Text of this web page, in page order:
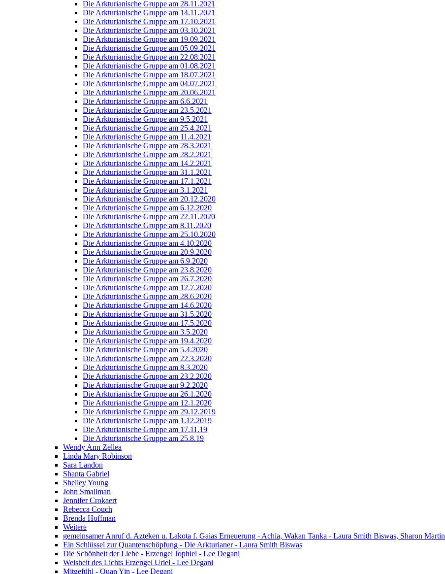
Die Arkturianische Gruppe am 28.11.2021
Die Arkturianische Gruppe am 14.11.2021
Die Arkturianische Gruppe am 17.10.2021
Die Arkturianische Gruppe am 03.10.2021
Die Arkturianische Gruppe am 19.09.2021
Die Arkturianische Gruppe am 05.09.2021
Die Arkturianische Gruppe am 22.08.2021
Die Arkturianische Gruppe am 01.08.2021
Die Arkturianische Gruppe am 18.07.2021
Die Arkturianische Gruppe am 04.07.2021
Die Arkturianische Gruppe am 20.06.2021
Die Arkturianische Gruppe am 6.6.2021
Die Arkturianische Gruppe am 23.5.2021
Die Arkturianische Gruppe am 9.5.2021
Die Arkturianische Gruppe am 25.4.2021
Die Arkturianische Gruppe am 11.4.2021
Die Arkturianische Gruppe am 28.3.2021
Die Arkturianische Gruppe am 28.2.2021
Die Arkturianische Gruppe am 14.2.2021
Die Arkturianische Gruppe am 31.1.2021
Die Arkturianische Gruppe am 17.1.2021
Die Arkturianische Gruppe am 3.1.2021
Die Arkturianische Gruppe am 20.12.2020
Die Arkturianische Gruppe am 6.12.2020
Die Arkturianische Gruppe am 22.11.2020
Die Arkturianische Gruppe am 8.11.2020
Die Arkturianische Gruppe am 25.10.2020
Die Arkturianische Gruppe am 4.10.2020
Die Arkturianische Gruppe am 20.9.2020
Die Arkturianische Gruppe am 6.9.2020
Die Arkturianische Gruppe am 23.8.2020
Die Arkturianische Gruppe am 26.7.2020
Die Arkturianische Gruppe am 12.7.2020
Die Arkturianische Gruppe am 28.6.2020
Die Arkturianische Gruppe am 14.6.2020
Die Arkturianische Gruppe am 31.5.2020
Die Arkturianische Gruppe am 17.5.2020
Die Arkturianische Gruppe am 3.5.2020
Die Arkturianische Gruppe am 19.4.2020
Die Arkturianische Gruppe am 5.4.2020
Die Arkturianische Gruppe am 22.3.2020
Die Arkturianische Gruppe am 8.3.2020
Die Arkturianische Gruppe am 23.2.2020
Die Arkturianische Gruppe am 9.2.2020
Die Arkturianische Gruppe am 26.1.2020
Die Arkturianische Gruppe am 12.1.2020
Die Arkturianische Gruppe am 29.12.2019
Die Arkturianische Gruppe am 1.12.2019
Die Arkturianische Gruppe am 17.11.19
Die Arkturianische Gruppe am 25.8.19
Wendy Ann Zellea
Linda Mary Robinson
Sara Landon
Shanta Gabriel
Shelley Young
John Smallman
Jennifer Crokaert
Rebecca Couch
Brenda Hoffman
Weitere
gemeinsamer Anruf d. Azteken u. Lakota f. Gaias Erneuerung - Achia, Wakan Tanka - Laura Smith Biswas, Sharon Martin
Ein Schlüssel zur Quantenschöpfung - Die Arkturianer - Laura Smith Biswas
Die Schönheit der Liebe - Erzengel Jophiel - Lee Degani
Weisheit des Lichts Erzengel Uriel - Lee Degani
Mitgefühl - Quan Yin - Lee Degani